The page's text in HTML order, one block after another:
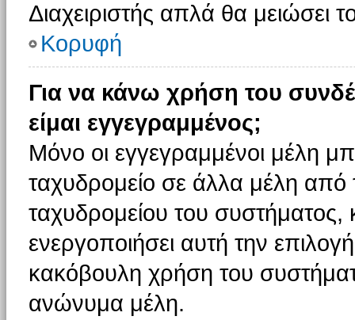
Διαχειριστής απλά θα μειώσει
Κορυφή
Για να κάνω χρήση του
είμαι εγγεγραμμένος;
Μόνο οι εγγεγραμμένοι μέλη
ταχυδρομείο σε άλλα μέλη
ταχυδρομείου του συστήματος,
ενεργοποιήσει αυτή την
κακόβουλη χρήση του
ανώνυμα μέλη.